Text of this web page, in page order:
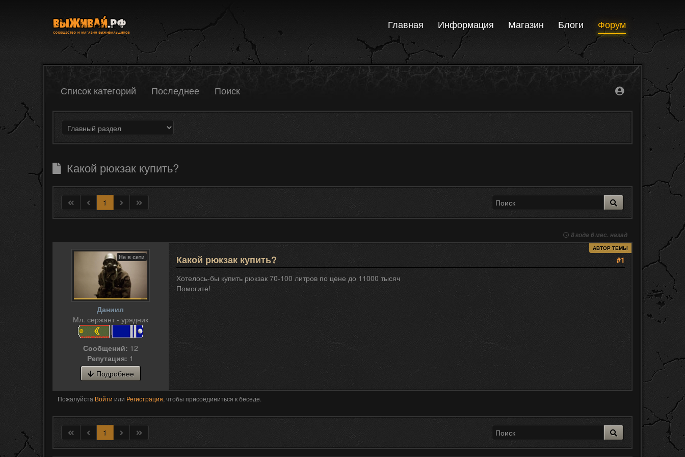
Главная Информация Магазин Блоги Форум
Список категорий Последнее Поиск
Какой рюкзак купить?
1
8 года 6 мес. назад
Не в сети
Даниил
Мл. сержант - урядник
Сообщений: 12
Репутация: 1
Подробнее
АВТОР ТЕМЫ
Какой рюкзак купить?
#1
Хотелось-бы купить рюкзак 70-100 литров по цене до 11000 тысяч
Помогите!
Пожалуйста Войти или Регистрация, чтобы присоединиться к беседе.
1